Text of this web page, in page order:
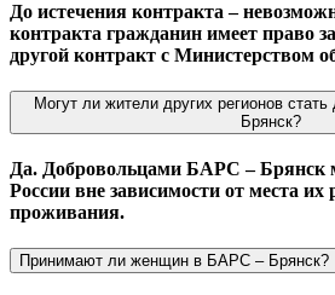
До истечения контракта –
контракта гражданин имеет право
другой контракт с Министерством
Могут ли жители других регионов
Брянск?
Да. Добровольцами БАРС – Брянск
России вне зависимости от места их
проживания.
Принимают ли женщин в БАРС – Брянск?